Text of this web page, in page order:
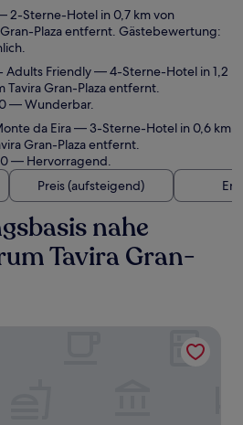
2-Sterne-Hotel in 0,7 km von
Plaza entfernt. Gästebewertung:
Adults Friendly— 4-Sterne-Hotel in 1,2
Tavira Gran-Plaza entfernt.
— Wunderbar.
da Eira— 3-Sterne-Hotel in 0,6 km
Gran-Plaza entfernt.
— Hervorragend.
Preis (aufsteigend)
nahe
Tavira Gran-